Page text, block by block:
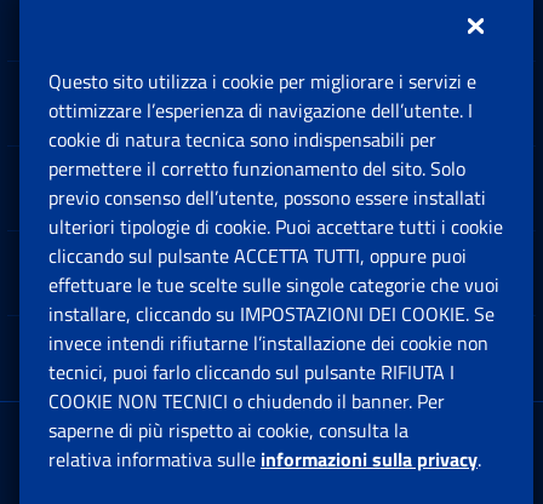
Sedi e Contatti
Software
Note Legali
App mobile
Sede Legale : Via Ciro il Grande, 21
00144 Roma
Questo sito utilizza i cookie per migliorare i servizi e
ottimizzare l’esperienza di navigazione dell’utente. I
cookie di natura tecnica sono indispensabili per
permettere il corretto funzionamento del sito. Solo
previo consenso dell’utente, possono essere installati
ulteriori tipologie di cookie. Puoi accettare tutti i cookie
cliccando sul pulsante ACCETTA TUTTI, oppure puoi
effettuare le tue scelte sulle singole categorie che vuoi
installare, cliccando su IMPOSTAZIONI DEI COOKIE. Se
invece intendi rifiutarne l’installazione dei cookie non
tecnici, puoi farlo cliccando sul pulsante RIFIUTA I
COOKIE NON TECNICI o chiudendo il banner. Per
saperne di più rispetto ai cookie, consulta la
relativa informativa sulle informazioni sulla privacy.